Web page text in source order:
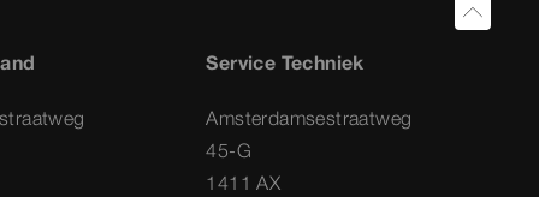
Service Techniek
Amsterdamsestraatweg
45-G
1411 AX